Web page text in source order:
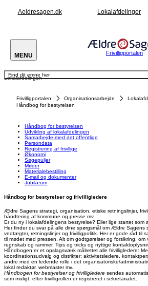
Aeldresagen.dk Lokalafdelinger
MENU Frivilligportalen
Lokalafdelingen
Find dit emne her
Håndbog for bestyrelsen
Persondata
Registrering af frivillige
Materialebestilling
E-mail og dokumenter
Jubilæum
Frivilligportalen Organisationsarbejde
Håndbog for bestyrelsen
Håndbog for bestyrelsen
Udvikling af lokalafdelingen
Samarbejde med det offentlige
Persondata
Registrering af frivillige
Økonomi
Søgepuljer
Møder
Materialebestilling
E-mail og dokumenter
Jubilæum
Håndbog for bestyrelser og frivilligledere
Ældre Sagens strategi, organisation, etiske retningslinjer,
håndtering af kommune og presse mv.
Er du ny i lokalafdelingens bestyrelse? Eller lige startet som
Her finder du svar på alle dine spørgsmål om Ældre Sagens
vedtægter, retningslinjer og frivilligpolitik. Her er gode råd til
til mødet med pressen. Alt om godtgørelser og forsikring, om
regnskab og rammer. Tips og tricks og nyttige
Håndbogen er et opslagsværk målrettet alle frivilligledere:
koordinationsudvalg og distrikter; aktivitetsledere,
andre med en ledende rolle i det organisatoriske/
lokal redaktør, webmaster mv.
Håndbogen for bestyrelser og frivilligledere sendes
som muligt, efter frivilligrollen er registreret i sekretariatet.